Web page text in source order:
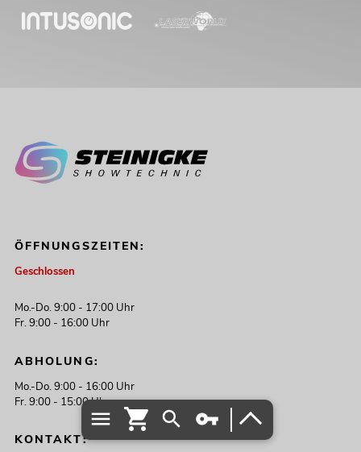
ÖFFNUNGSZEITEN:
Geschlossen
Mo.-Do. 9:00 - 17:00 Uhr
Fr. 9:00 - 16:00 Uhr
ABHOLUNG:
Mo.-Do. 9:00 - 16:00 Uhr
Fr. 9:00 - 15:00 Uhr
KONTAKT: